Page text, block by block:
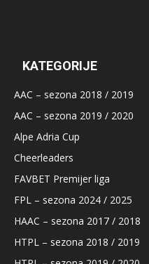
KATEGORIJE
AAC – sezona 2018 / 2019
AAC – sezona 2019 / 2020
Alpe Adria Cup
Cheerleaders
FAVBET Premijer liga
FPL – sezona 2024 / 2025
HAAC – sezona 2017 / 2018
HTPL – sezona 2018 / 2019